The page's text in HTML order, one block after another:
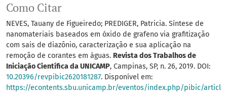
Como Citar
NEVES, Tauany de Figueiredo; PREDIGER, Patricia. Síntese de
nanomateriais baseados em óxido de grafeno via grafitização
com sais de diazônio, caracterização e sua aplicação na
remoção de corantes em águas. Revista dos Trabalhos de
Iniciação Científica da UNICAMP, Campinas, SP, n. 26, 2019. DOI:
10.20396/revpibic2620181287. Disponível em:
https://econtents.sbu.unicamp.br/eventos/index.php/pibic/articl